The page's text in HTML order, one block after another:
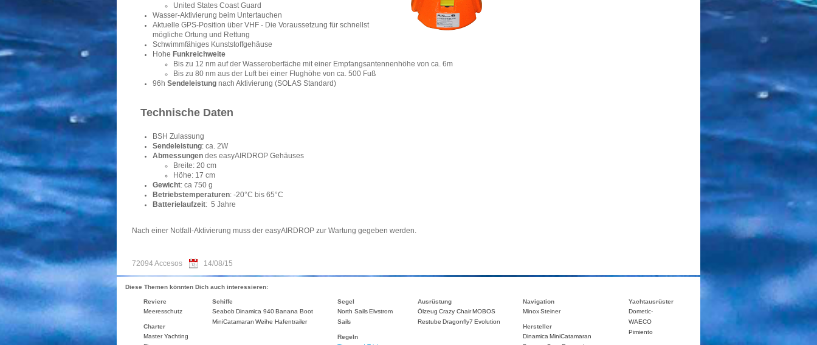
United States Coast Guard
Wasser-Aktivierung beim Untertauchen
Aktuelle GPS-Position über VHF - Die Voraussetzung für schnellst
mögliche Ortung und Rettung
Schwimmfähiges Kunststoffgehäuse
Hohe Funkreichweite
Bis zu 12 nm auf der Wasseroberfäche mit einer Empfangsantennenhöhe von ca. 6m
Bis zu 80 nm aus der Luft bei einer Flughöhe von ca. 500 Fuß
96h Sendeleistung nach Aktivierung (SOLAS Standard)
Technische Daten
BSH Zulassung
Sendeleistung: ca. 2W
Abmessungen des easyAIRDROP Gehäuses
Breite: 20 cm
Höhe: 17 cm
Gewicht: ca 750 g
Betriebstemperaturen: -20°C bis 65°C
Batterielaufzeit: 5 Jahre
Nach einer Notfall-Aktivierung muss der easyAIRDROP zur Wartung gegeben werden.
72094 Accesos 14/08/15
Diese Themen könnten Dich auch interessieren:
Reviere
Meeresschutz
Charter
Master Yachting
Schiffe
Seabob Dinamica 940Banana Boot
MiniCatamaran Weihe Hafentrailer
Segel
North SailsElvstrom
Sails
Regeln
Ausrüstung
Ölzeug Crazy ChairMOBOS
Restube Dragonfly7 Evolution
Navigation
MinoxSteiner
Hersteller
Dinamica MiniCatamaran
Yachtausrüster
Dometic-
WAECO
Pimiento